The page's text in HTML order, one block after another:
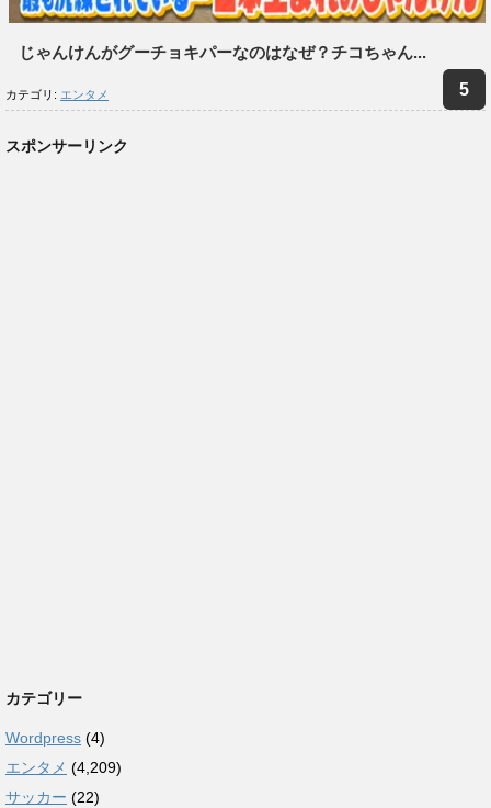
じゃんけんがグーチョキパーなのはなぜ？チコちゃん...
カテゴリ: エンタメ
スポンサーリンク
カテゴリー
Wordpress (4)
エンタメ (4,209)
サッカー (22)